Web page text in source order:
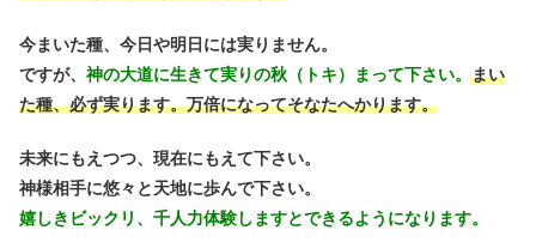
今まいた種、今日や明日には実りません。
ですが、 神の大道に生きて実りの秋（トキ）まって下さい。 まい
た種、必ず実ります。万倍になってそなたへかります。
未来にもえつつ、現在にもえて下さい。
神様相手に悠々と天地に歩んで下さい。
嬉しきビックリ、千人力体験しますとできるようになります。